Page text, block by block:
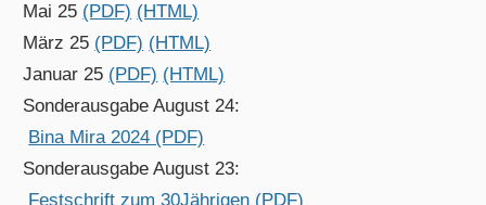
Mai 25 (PDF) (HTML)
März 25 (PDF) (HTML)
Januar 25 (PDF) (HTML)
Sonderausgabe August 24:
Bina Mira 2024 (PDF)
Sonderausgabe August 23:
Festschrift zum 30Jährigen (PDF)